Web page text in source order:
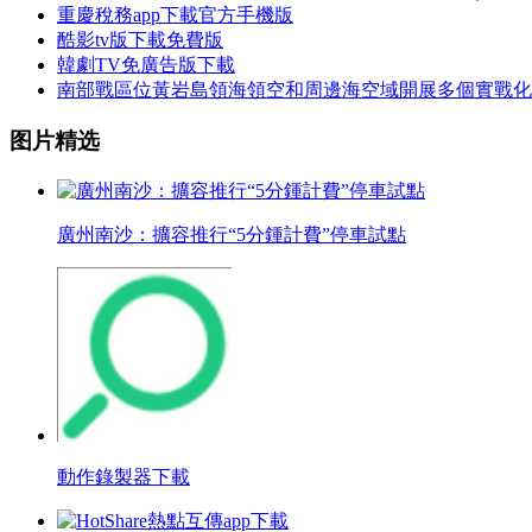
重慶稅務app下載官方手機版
酷影tv版下載免費版
韓劇TV免廣告版下載
南部戰區位黃岩島領海領空和周邊海空域開展多個實戰
图片精选
廣州南沙：擴容推行“5分鍾計費”停車試點
動作錄製器下載